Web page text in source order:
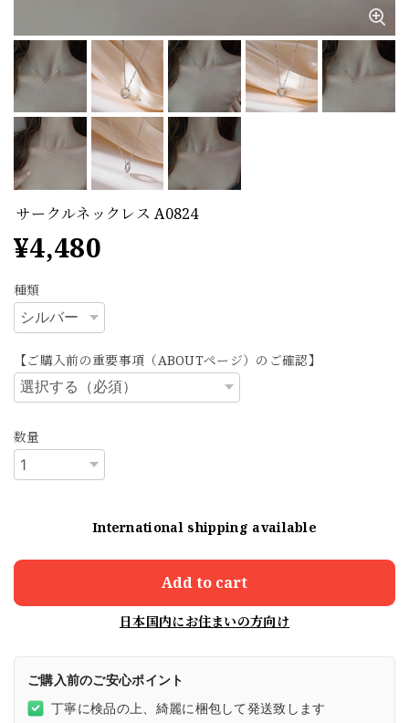
サークルネックレス A0824
¥4,480
種類
【ご購入前の重要事項（ABOUTページ）のご確認】
数量
International shipping available
Add to cart
日本国内にお住まいの方向け
ご購入前のご安心ポイント
丁寧に検品の上、綺麗に梱包して発送致します